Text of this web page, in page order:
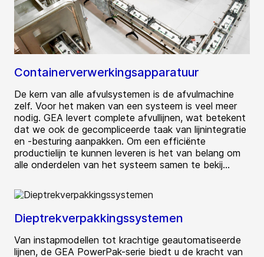
Containerverwerkingsapparatuur
De kern van alle afvulsystemen is de afvulmachine
zelf. Voor het maken van een systeem is veel meer
nodig. GEA levert complete afvullijnen, wat betekent
dat we ook de gecompliceerde taak van lijnintegratie
en -besturing aanpakken. Om een efficiënte
productielijn te kunnen leveren is het van belang om
alle onderdelen van het systeem samen te bekij...
Dieptrekverpakkingssystemen
Van instapmodellen tot krachtige geautomatiseerde
lijnen, de GEA PowerPak-serie biedt u de kracht van